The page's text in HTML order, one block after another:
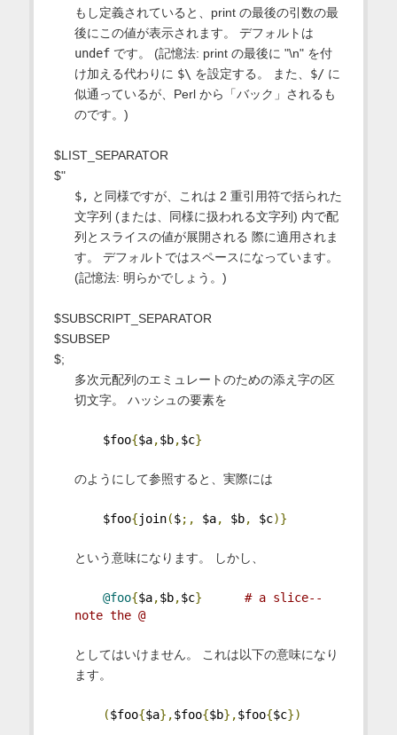
もし定義されていると、print の最後の引数の最
後にこの値が表示されます。 デフォルトは
undefです。 (記憶法: print の最後に "\n" を付
け加える代わりに $\ を設定する。 また、 $/に
似通っているが、Perl から「バック」されるも
のです。)
$LIST_SEPARATOR
$"
$, と同様ですが、これは 2 重引用符で括られた
文字列 (または、同様に扱われる文字列) 内で配
列とスライスの値が展開される 際に適用されま
す。 デフォルトではスペースになっています。
(記憶法: 明らかでしょう。)
$SUBSCRIPT_SEPARATOR
$SUBSEP
$;
多次元配列のエミュレートのための添え字の区
切文字。 ハッシュの要素を
$foo{$a,$b,$c}
のようにして参照すると、実際には
$foo{join($;, $a, $b, $c)}
という意味になります。 しかし、
@foo{$a,$b,$c}
# a slice--
note the @
としてはいけません。 これは以下の意味になり
ます。
($foo{$a},$foo{$b},$foo{$c})